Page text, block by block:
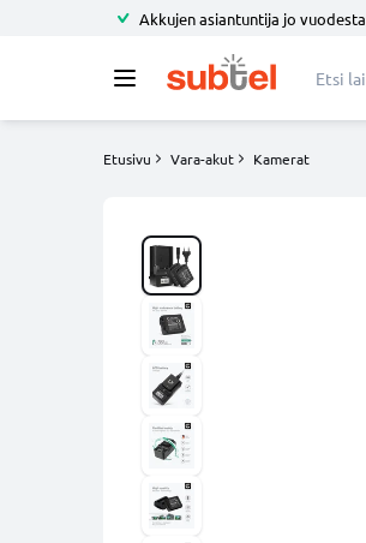
Akkujen asiantuntija jo
Etusivu Vara-akut Kamerat